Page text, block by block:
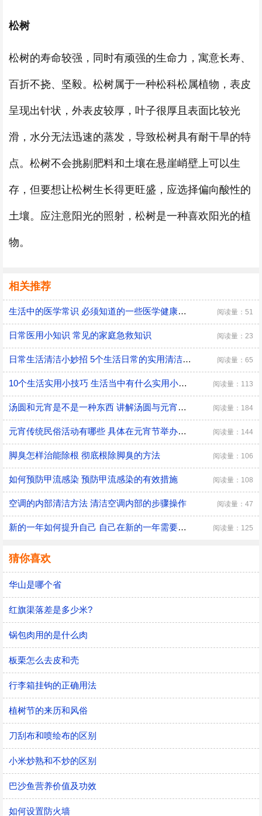
松树
松树的寿命较强，同时有顽强的生命力，寓意长寿、
百折不挠、坚毅。松树属于一种松科松属植物，表皮
呈现出针状，外表皮较厚，叶子很厚且表面比较光
滑，水分无法迅速的蒸发，导致松树具有耐干旱的特
点。松树不会挑剔肥料和土壤在悬崖峭壁上可以生
存，但要想让松树生长得更旺盛，应选择偏向酸性的
土壤。应注意阳光的照射，松树是一种喜欢阳光的植
物。
相关推荐
生活中的医学常识 必须知道的一些医学健康小常识 阅读量：51
日常医用小知识 常见的家庭急救知识 阅读量：23
日常生活清洁小妙招 5个生活日常的实用清洁小技巧 阅读量：65
10个生活实用小技巧 生活当中有什么实用小技巧 阅读量：113
汤圆和元宵是不是一种东西 讲解汤圆与元宵的区别 阅读量：184
元宵传统民俗活动有哪些 具体在元宵节举办的传统民俗活动 阅读量：144
脚臭怎样治能除根 彻底根除脚臭的方法 阅读量：106
如何预防甲流感染 预防甲流感染的有效措施 阅读量：108
空调的内部清洁方法 清洁空调内部的步骤操作 阅读量：47
新的一年如何提升自己 自己在新的一年需要改变的三大方面 阅读量：125
猜你喜欢
华山是哪个省
红旗渠落差是多少米?
锅包肉用的是什么肉
板栗怎么去皮和壳
行李箱挂钩的正确用法
植树节的来历和风俗
刀刮布和喷绘布的区别
小米炒熟和不炒的区别
巴沙鱼营养价值及功效
如何设置防火墙